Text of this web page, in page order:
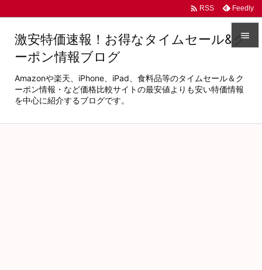



 RSS Feedly
激安特価速報！お得なタイムセール&ク
ーポン情報ブログ
Amazonや楽天、iPhone、iPad、食料品等のタイムセール＆ク
ーポン情報・など価格比較サイトの最安値よりも安い特価情報
を中心に紹介するブログです。